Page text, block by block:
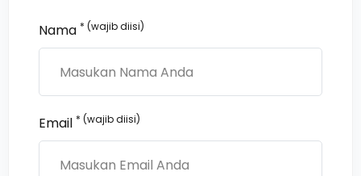
Nama * (wajib diisi)
Email * (wajib diisi)